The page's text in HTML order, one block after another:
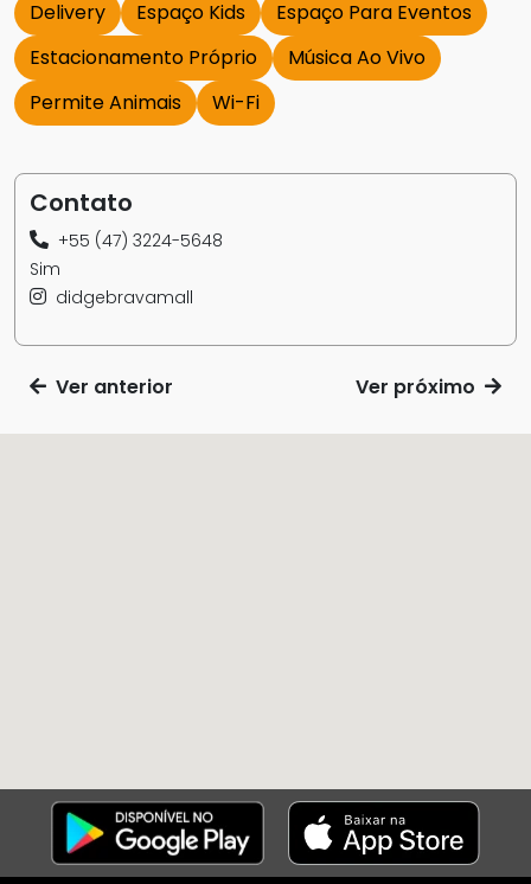
Delivery
Espaço Kids
Espaço Para Eventos
Estacionamento Próprio
Música Ao Vivo
Permite Animais
Wi-Fi
Contato
+55 (47) 3224-5648
Sim
didgebravamall
Ver anterior Ver próximo